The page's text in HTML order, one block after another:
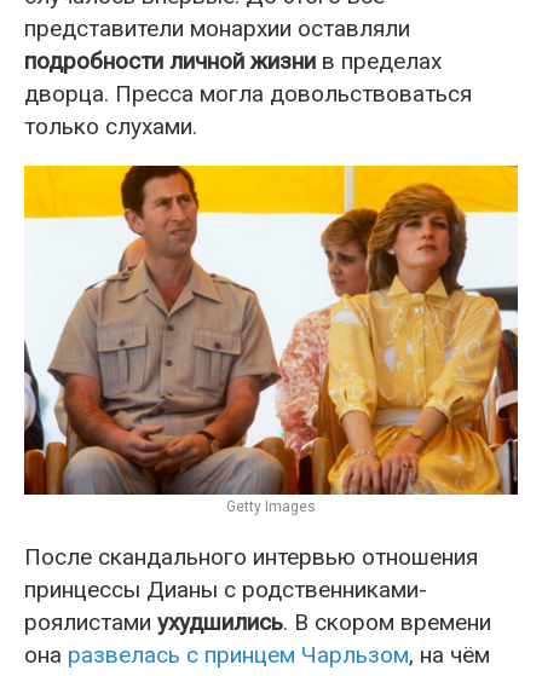
представители монархии оставляли
подробности личной жизни в пределах
дворца. Пресса могла довольствоваться
только слухами.
Getty Images
После скандального интервью отношения
принцессы Дианы с родственниками-
роялистами ухудшились. В скором времени
она развелась с принцем Чарльзом, на чём